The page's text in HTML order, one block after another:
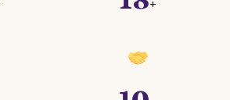
+